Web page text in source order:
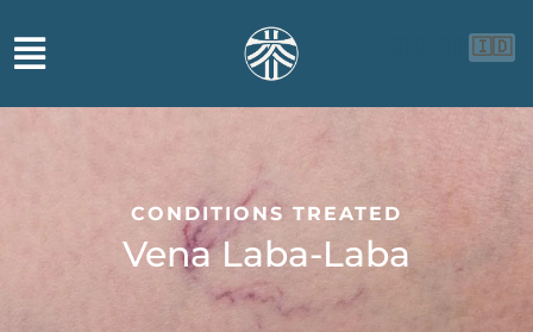
🇮🇩
CONDITIONS TREATED
Vena Laba-Laba